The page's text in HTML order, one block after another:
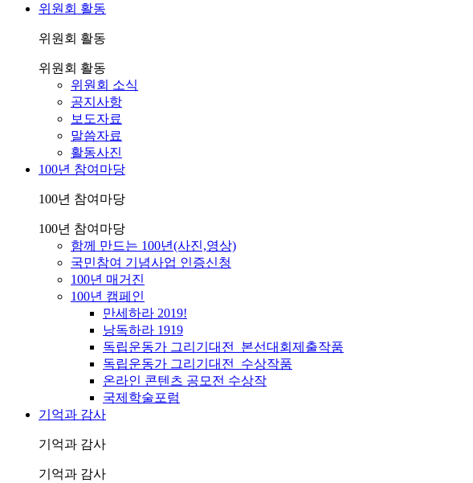
위원회 활동
위원회 활동
위원회 활동
위원회 소식
공지사항
보도자료
말씀자료
활동사진
100년 참여마당
100년 참여마당
100년 참여마당
함께 만드는 100년(사진,영상)
국민참여 기념사업 인증신청
100년 매거진
100년 캠페인
만세하라 2019!
낭독하라 1919
독립운동가 그리기대전_본선대회제출작품
독립운동가 그리기대전_수상작품
온라인 콘텐츠 공모전 수상작
국제학술포럼
기억과 감사
기억과 감사
기억과 감사